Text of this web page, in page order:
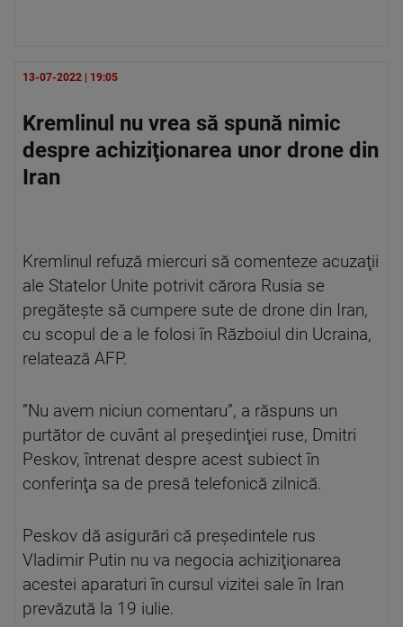
13-07-2022 | 19:05
Kremlinul nu vrea să spună nimic
despre achiziţionarea unor drone din
Iran
Kremlinul refuză miercuri să comenteze acuzaţii
ale Statelor Unite potrivit cărora Rusia se
pregăteşte să cumpere sute de drone din Iran,
cu scopul de a le folosi în Războiul din Ucraina,
relatează AFP.
”Nu avem niciun comentaru”, a răspuns un
purtător de cuvânt al preşedinţiei ruse, Dmitri
Peskov, întrenat despre acest subiect în
conferinţa sa de presă telefonică zilnică.
Peskov dă asigurări că preşedintele rus
Vladimir Putin nu va negocia achiziţionarea
acestei aparaturi în cursul vizitei sale în Iran
prevăzută la 19 iulie.